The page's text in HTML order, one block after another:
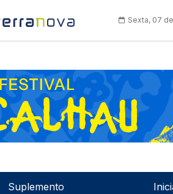
Sexta, 07
Suplemento